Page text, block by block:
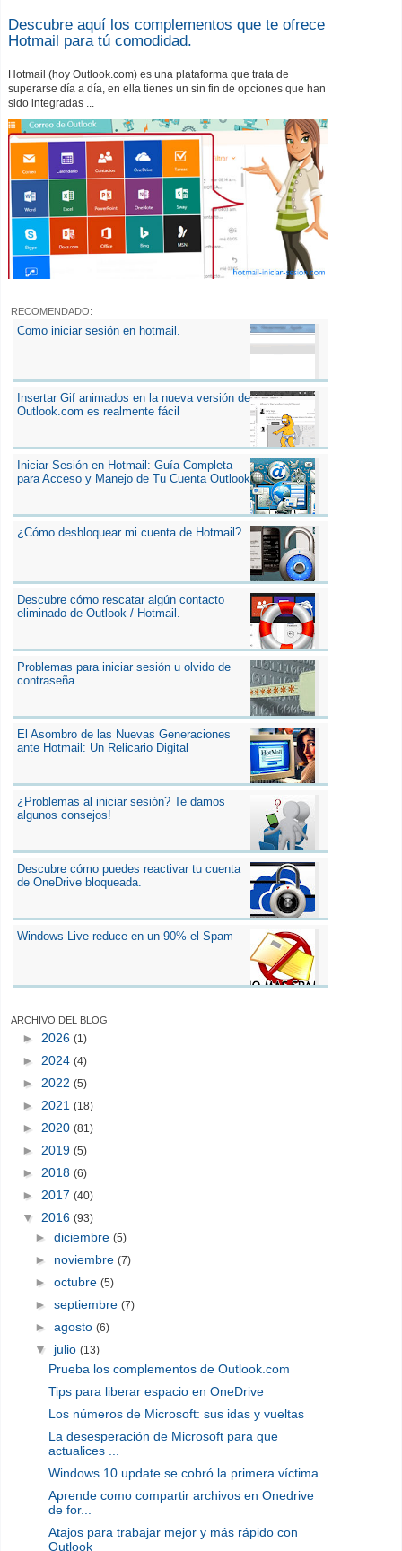
Descubre aquí los complementos que te ofrece
Hotmail para tú comodidad.
Hotmail (hoy Outlook.com) es una plataforma que trata de
superarse día a día, en ella tienes un sin fin de opciones que han
sido integradas ...
RECOMENDADO:
Como iniciar sesión en hotmail.
Insertar Gif animados en la nueva versión de
Outlook.com es realmente fácil
Iniciar Sesión en Hotmail: Guía Completa
para Acceso y Manejo de Tu Cuenta Outlook
¿Cómo desbloquear mi cuenta de Hotmail?
Descubre cómo rescatar algún contacto
eliminado de Outlook / Hotmail.
Problemas para iniciar sesión u olvido de
contraseña
El Asombro de las Nuevas Generaciones
ante Hotmail: Un Relicario Digital
¿Problemas al iniciar sesión? Te damos
algunos consejos!
Descubre cómo puedes reactivar tu cuenta
de OneDrive bloqueada.
Windows Live reduce en un 90% el Spam
ARCHIVO DEL BLOG
► 2026 (1)
► 2024 (4)
► 2022 (5)
► 2021 (18)
► 2020 (81)
► 2019 (5)
► 2018 (6)
► 2017 (40)
▼ 2016 (93)
►diciembre(5)
► noviembre(7)
►octubre(5)
►septiembre(7)
►agosto(6)
▼ julio(13)
Prueba los complementos de Outlook.com
Tips para liberar espacio en OneDrive
Los números de Microsoft: sus idas y vueltas
La desesperación de Microsoft para que
actualices ...
Windows 10 update se cobró la primera víctima.
Aprende como compartir archivos en Onedrive
de for...
Atajos para trabajar mejor y más rápido con
Outlook